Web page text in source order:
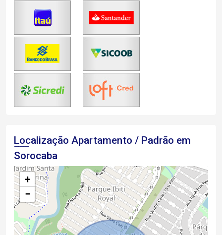
Localização Apartamento / Padrão em
Sorocaba
+
−